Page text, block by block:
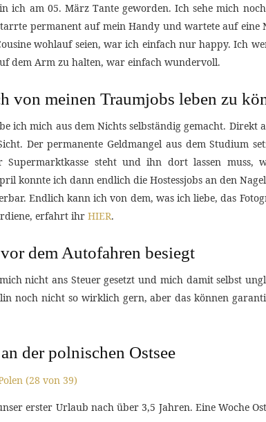
ich am 05. März Tante geworden. Ich sehe mich
permanent auf mein Handy und wartete auf eine
wohlauf seien, war ich einfach nur happy. Ich
dem Arm zu halten, war einfach wundervoll.
von meinen Traumjobs leben zu
ich mich aus dem Nichts selbständig gemacht.
Der permanente Geldmangel aus dem Studium
Supermarktkasse steht und ihn dort lassen muss,
konnte ich dann endlich die Hostessjobs an den
Endlich kann ich von dem, was ich liebe, das
erfahrt ihr HIER.
dem Autofahren besiegt
nicht ans Steuer gesetzt und mich damit selbst
noch nicht so wirklich gern, aber das können
der polnischen Ostsee
erster Urlaub nach über 3,5 Jahren. Eine Woche